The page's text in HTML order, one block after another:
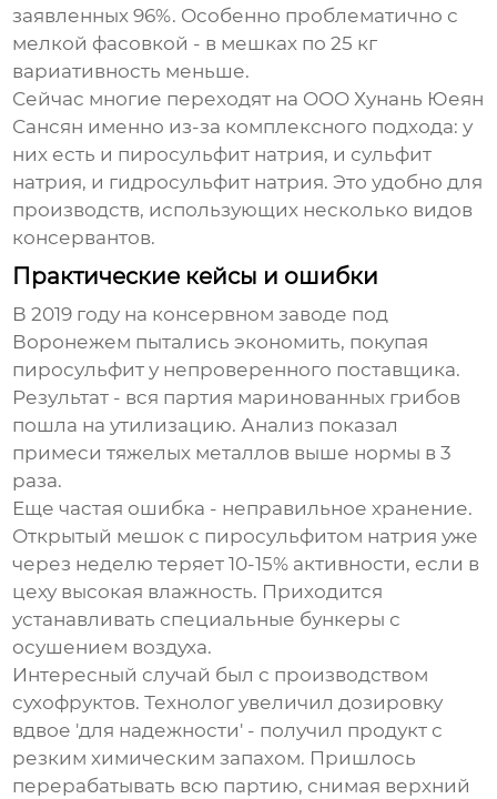
заявленных 96%. Особенно проблематично с
мелкой фасовкой - в мешках по 25 кг
вариативность меньше.
Сейчас многие переходят на OOO Хунань Юеян
Сансян именно из-за комплексного подхода: у
них есть и пиросульфит натрия, и сульфит
натрия, и гидросульфит натрия. Это удобно для
производств, использующих несколько видов
консервантов.
Практические кейсы и ошибки
В 2019 году на консервном заводе под
Воронежем пытались экономить, покупая
пиросульфит у непроверенного поставщика.
Результат - вся партия маринованных грибов
пошла на утилизацию. Анализ показал
примеси тяжелых металлов выше нормы в 3
раза.
Еще частая ошибка - неправильное хранение.
Открытый мешок с пиросульфитом натрия уже
через неделю теряет 10-15% активности, если в
цеху высокая влажность. Приходится
устанавливать специальные бункеры с
осушением воздуха.
Интересный случай был с производством
сухофруктов. Технолог увеличил дозировку
вдвое 'для надежности' - получил продукт с
резким химическим запахом. Пришлось
перерабатывать всю партию, снимая верхний